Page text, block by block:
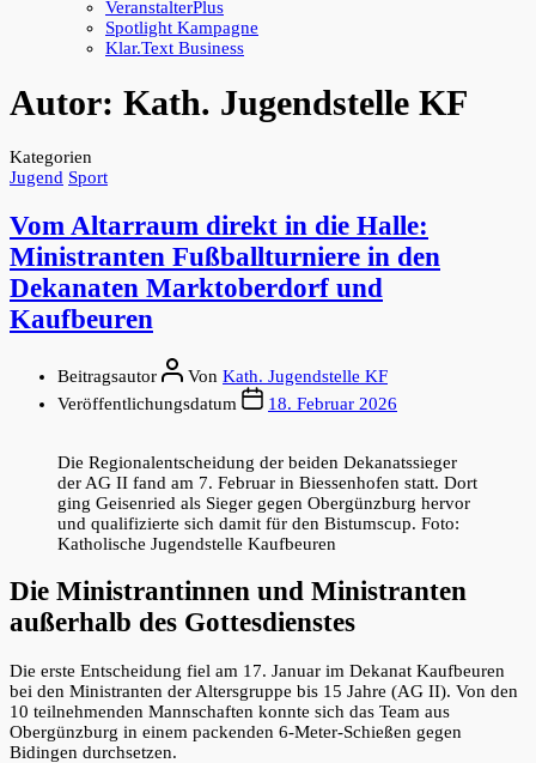
VeranstalterPlus
Spotlight Kampagne
Klar.Text Business
Autor: Kath. Jugendstelle KF
Kategorien
Jugend Sport
Vom Altarraum direkt in die Halle:
Ministranten Fußballturniere in den
Dekanaten Marktoberdorf und
Kaufbeuren
Beitragsautor Von Kath. Jugendstelle KF
Veröffentlichungsdatum
18. Februar 2026
Die Regionalentscheidung der beiden Dekanatssieger
der AG II fand am 7. Februar in Biessenhofen statt. Dort
ging Geisenried als Sieger gegen Obergünzburg hervor
und qualifizierte sich damit für den Bistumscup. Foto:
Katholische Jugendstelle Kaufbeuren
Die Ministrantinnen und Ministranten
außerhalb des Gottesdienstes
Die erste Entscheidung fiel am 17. Januar im Dekanat Kaufbeuren
bei den Ministranten der Altersgruppe bis 15 Jahre (AG II). Von den
10 teilnehmenden Mannschaften konnte sich das Team aus
Obergünzburg in einem packenden 6-Meter-Schießen gegen
Bidingen durchsetzen.